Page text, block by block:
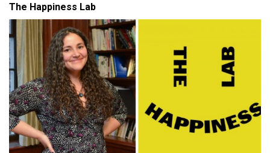
The Happiness Lab